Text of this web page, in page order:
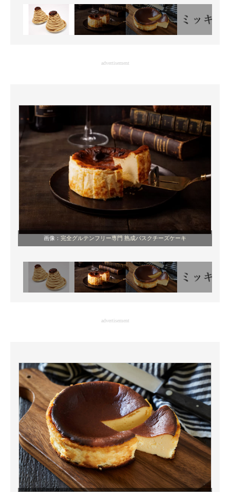
マーケ×ITの今がよく分かる
ITエンジニア向け専門サイト
モノづくり技術者専門サイト
エレクトロニクス専門サイト
電子設計の基本と応用
エネルギーの専門メディア
建設×テクノロジーの最前線
ちょっと気になるネットの話題
advertisement
画像： 完全グルテンフリー専門 熟成バスクチーズケーキ
advertisement